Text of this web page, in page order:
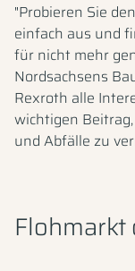
"Probieren Sie
einfach aus und
für nicht mehr
Nordsachsens
Rexroth alle
wichtigen
und Abfälle zu